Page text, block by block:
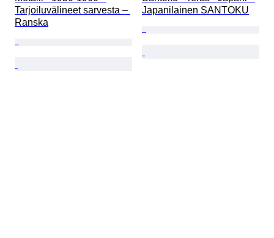
Tarjoiluvälineet sarvesta –
Ranska
Japanilainen SANTOKU